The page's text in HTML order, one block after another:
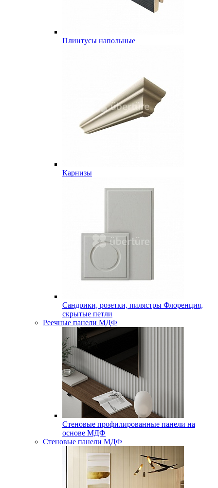
Плинтусы напольные
Карнизы
Сандрики, розетки, пилястры Флоренция,
скрытые петли
Реечные панели МДФ
Стеновые профилированные панели на
основе МДФ
Стеновые панели МДФ